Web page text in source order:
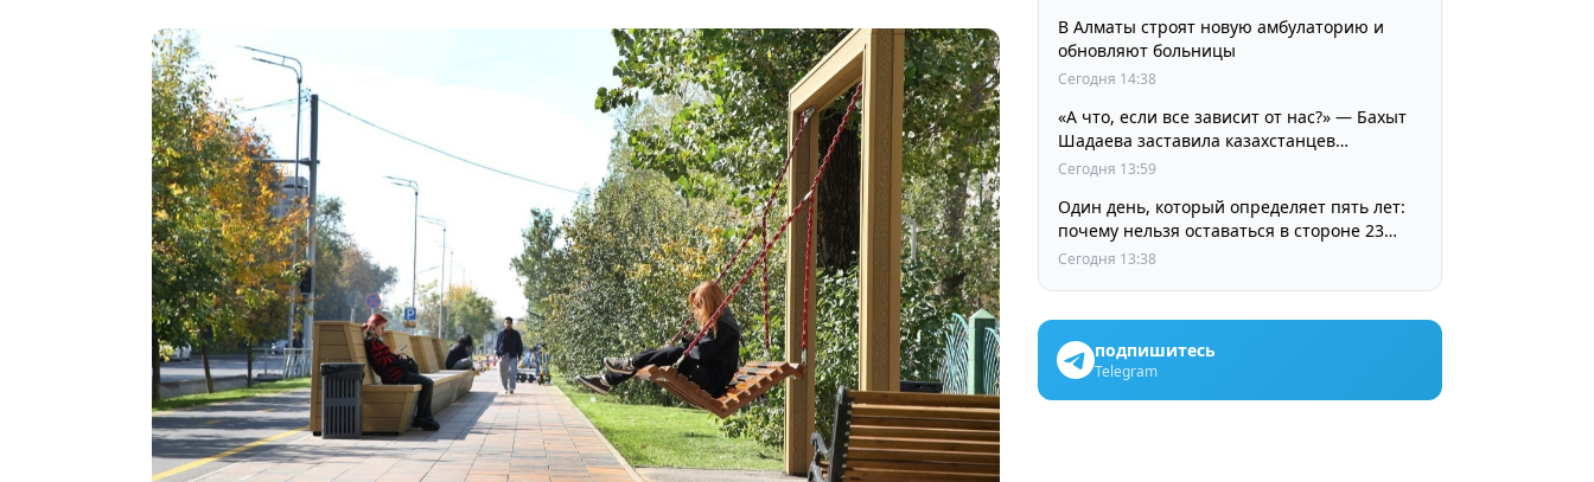
В Алматы строят новую амбулаторию и
обновляют больницы
Сегодня 14:38
«А что, если все зависит от нас?» — Бахыт
Шадаева заставила казахстанцев
остановиться и задуматься
Сегодня 13:59
Один день, который определяет пять лет:
почему нельзя оставаться в стороне 23
августа
Сегодня 13:38
подпишитесь
Telegram